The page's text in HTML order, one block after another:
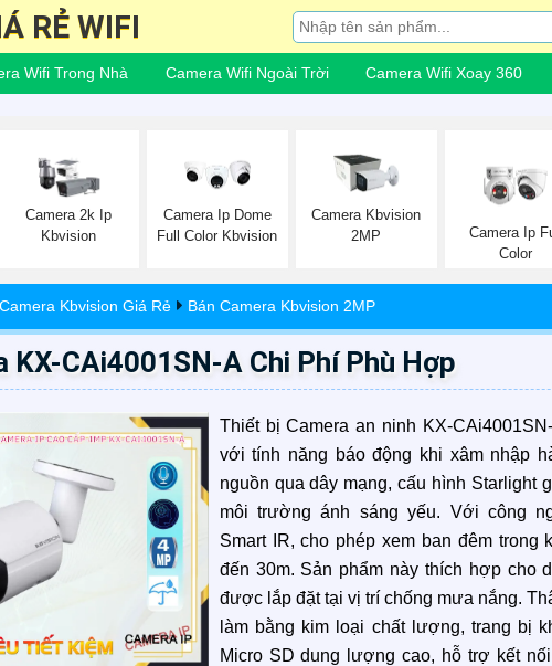
RẺ WIFI
Wifi Trong Nhà Camera Wifi Ngoài Trời Camera Wifi Xoay 360
Camera 2k Ip
Kbvision
Camera Ip Dome
Full Color Kbvision
Camera Kbvision
2MP
Camera Ip
Color
Camera Kbvision Giá Rẻ Bán Camera Kbvision 2MP
KX-CAi4001SN-A Chi Phí Phù Hợp
Thiết bị Camera an ninh KX-
với tính năng báo động khi xâm nhập
nguồn qua dây mạng, cấu hình Starlight
môi trường ánh sáng yếu. Với công
Smart IR, cho phép xem ban đêm trong
đến 30m. Sản phẩm này thích hợp cho
được lắp đặt tại vị trí chống mưa nắng.
làm bằng kim loại chất lượng, trang bị
Micro SD dung lượng cao, hỗ trợ kết